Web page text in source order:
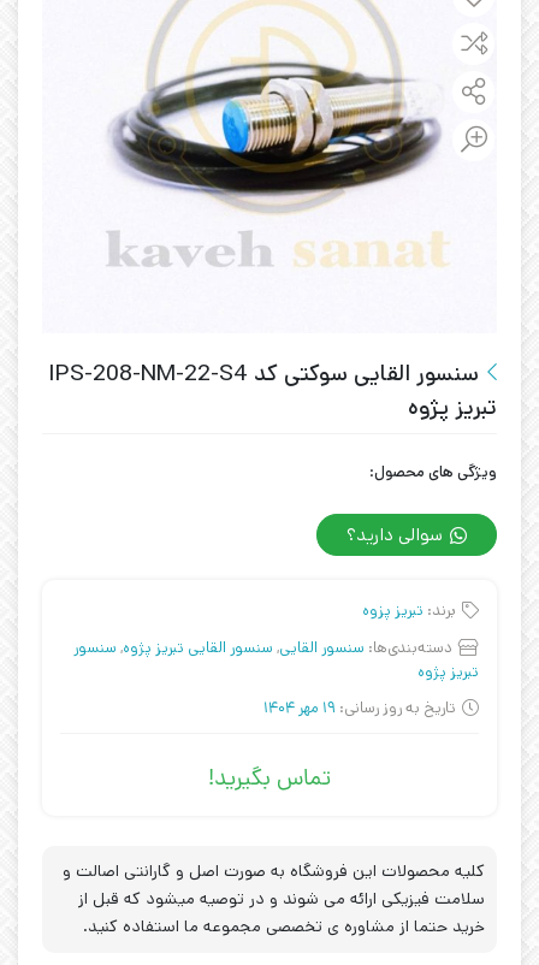
سنسور القایی سوکتی کد IPS-208-NM-22-S4
تبریز پژوه
ویژگی های محصول:
سوالی دارید؟
برند: تبریز پزوه
دسته‌بندی‌ها: سنسور القایی, سنسور القایی تبریز پژوه, سنسور
تبریز پژوه
تاریخ به روز رسانی: 19 مهر 1404
تماس بگیرید!
کلیه محصولات این فروشگاه به صورت اصل و گارانتی اصالت و
سلامت فیزیکی ارائه می شوند و در توصیه میشود که قبل از
خرید حتما از مشاوره ی تخصصی مجموعه ما استفاده کنید.